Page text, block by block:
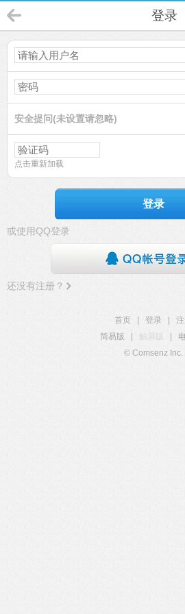
登录
安全提问(未设置请忽略)
点击重新加载
登录
或使用QQ登录
还没有注册？
首页 登录
简易版
触屏版
© Comsenz Inc.